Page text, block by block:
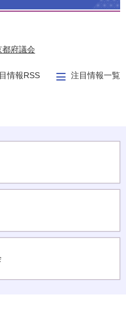
府議会
情報RSS 注目情報一覧